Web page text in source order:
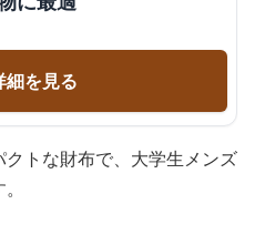
細を見る
トな財布で、大学生メンズ